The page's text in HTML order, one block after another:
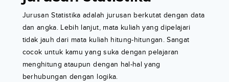
Jurusan Statistika adalah jurusan berkutat dengan data
dan angka. Lebih lanjut, mata kuliah yang dipelajari
tidak jauh dari mata kuliah hitung-hitungan. Sangat
cocok untuk kamu yang suka dengan pelajaran
menghitung ataupun dengan hal-hal yang
berhubungan dengan logika.